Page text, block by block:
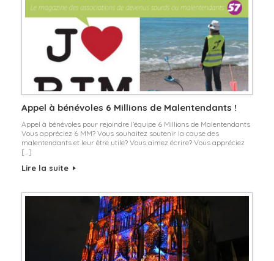
Appel à bénévoles 6 Millions de Malentendants !
Appel à bénévoles pour rejoindre l’équipe 6 Millions de Malentendants
Vous appréciez 6 MM? Vous souhaitez soutenir la cause des
malentendants et leur être utile? Vous aimez écrire? Vous appréciez
[…]
Lire la suite